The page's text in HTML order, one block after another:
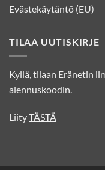
Evästekäytäntö (EU)
TILAA UUTISKIRJE
Kyllä, tilaan Eränetin
alennuskoodin.
LiityTÄSTÄ